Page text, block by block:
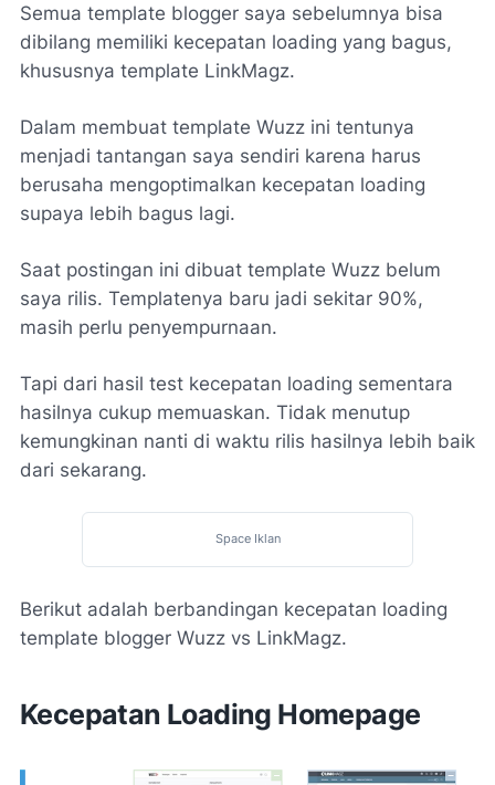
Semua template blogger saya sebelumnya bisa
dibilang memiliki kecepatan loading yang bagus,
khususnya template LinkMagz.
Dalam membuat template Wuzz ini tentunya
menjadi tantangan saya sendiri karena harus
berusaha mengoptimalkan kecepatan loading
supaya lebih bagus lagi.
Saat postingan ini dibuat template Wuzz belum
saya rilis. Templatenya baru jadi sekitar 90%,
masih perlu penyempurnaan.
Tapi dari hasil test kecepatan loading sementara
hasilnya cukup memuaskan. Tidak menutup
kemungkinan nanti di waktu rilis hasilnya lebih baik
dari sekarang.
Space Iklan
Berikut adalah berbandingan kecepatan loading
template blogger Wuzz vs LinkMagz.
Kecepatan Loading Homepage